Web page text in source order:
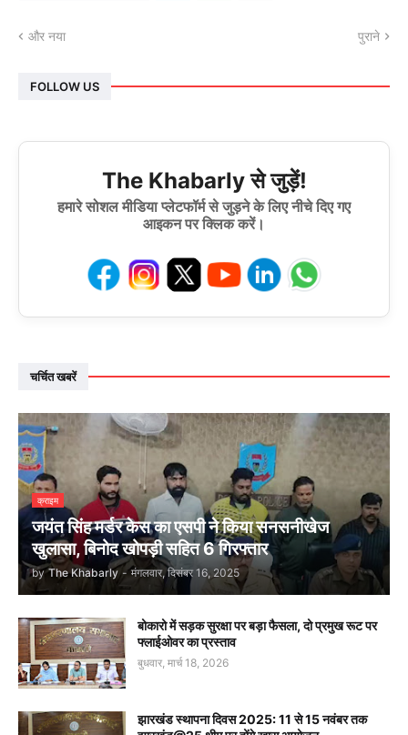
और नया पुराने
FOLLOW US
The Khabarly से जुड़ें!
हमारे सोशल मीडिया प्लेटफॉर्म से जुड़ने के लिए नीचे दिए गए
आइकन पर क्लिक करें।
चर्चित खबरें
क्राइम
जयंत सिंह मर्डर केस का एसपी ने किया सनसनीखेज
खुलासा, बिनोद खोपड़ी सहित 6 गिरफ्तार
by The Khabarly - मंगलवार, दिसंबर 16, 2025
बोकारो में सड़क सुरक्षा पर बड़ा फैसला, दो प्रमुख रूट पर
फ्लाईओवर का प्रस्ताव
बुधवार, मार्च 18, 2026
झारखंड स्थापना दिवस 2025: 11 से 15 नवंबर तक